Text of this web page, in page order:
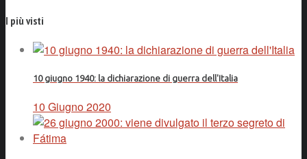
I più visti
10 giugno 1940: la dichiarazione di guerra dell'Italia
10 Giugno 2020